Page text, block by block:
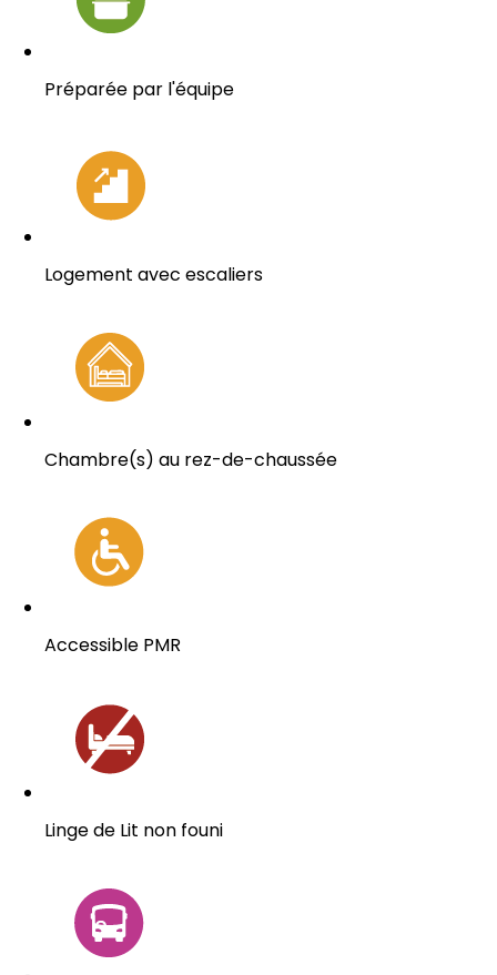
Préparée par l'équipe
Logement avec escaliers
Chambre(s) au rez-de-chaussée
Accessible PMR
Linge de Lit non founi